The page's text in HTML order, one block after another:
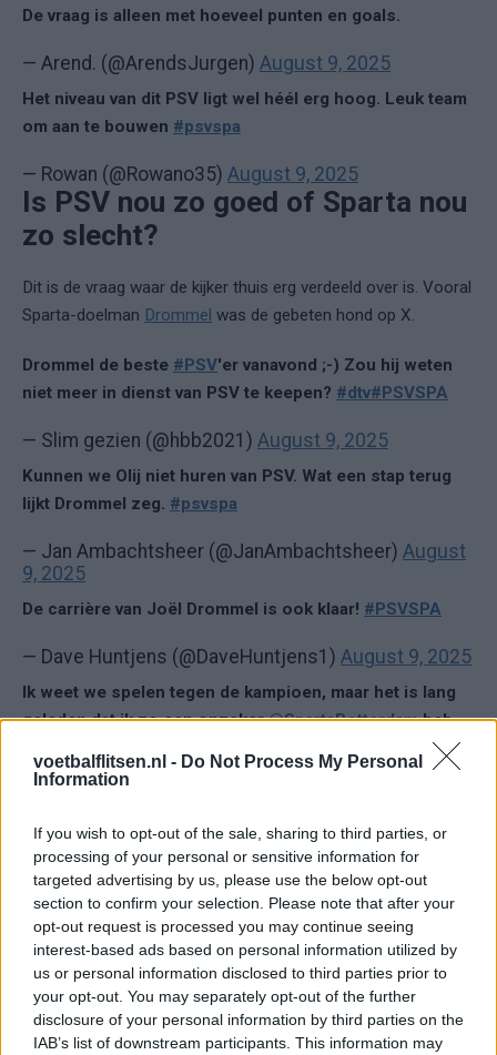
voetbalflitsen.nl - Do Not Process My Personal
Information
If you wish to opt-out of the sale, sharing to third parties, or
processing of your personal or sensitive information for
targeted advertising by us, please use the below opt-out
section to confirm your selection. Please note that after your
opt-out request is processed you may continue seeing
interest-based ads based on personal information utilized by
us or personal information disclosed to third parties prior to
your opt-out. You may separately opt-out of the further
disclosure of your personal information by third parties on the
IAB’s list of downstream participants. This information may
De vraag is alleen met hoeveel punten en goals.
— Arend. (@ArendsJurgen) August 9, 2025
Het niveau van dit PSV ligt wel héél erg hoog. Leuk team
om aan te bouwen #psvspa
— Rowan (@Rowano35) August 9, 2025
Is PSV nou zo goed of Sparta nou
zo slecht?
Dit is de vraag waar de kijker thuis erg verdeeld over is. Vooral
Sparta-doelman Drommel was de gebeten hond op X.
Drommel de beste #PSV'er vanavond ;-) Zou hij weten
niet meer in dienst van PSV te keepen? #dtv#PSVSPA
— Slim gezien (@hbb2021) August 9, 2025
Kunnen we Olij niet huren van PSV. Wat een stap terug
lijkt Drommel zeg. #psvspa
— Jan Ambachtsheer (@JanAmbachtsheer) August
9, 2025
De carrière van Joël Drommel is ook klaar! #PSVSPA
— Dave Huntjens (@DaveHuntjens1) August 9, 2025
Ik weet we spelen tegen de kampioen, maar het is lang
geleden dat ik zo een onzeker@SpartaRotterdamheb
Toen ik zei dat Drommel een middelmatige keeper was
toen hij nog bij Twente zat, kreeg ik heel Nederland zo’n
beetje over me heen. En terecht misschien, want je kunt
hem niet eens middelmatig noemen; hij is gewoon
slecht
#sparta #psv #PSVSPA
— Niels (@nielshb00)August 9, 2025
Op X kreeg ESPN-analist Mario Been flinke kritiek te verduren